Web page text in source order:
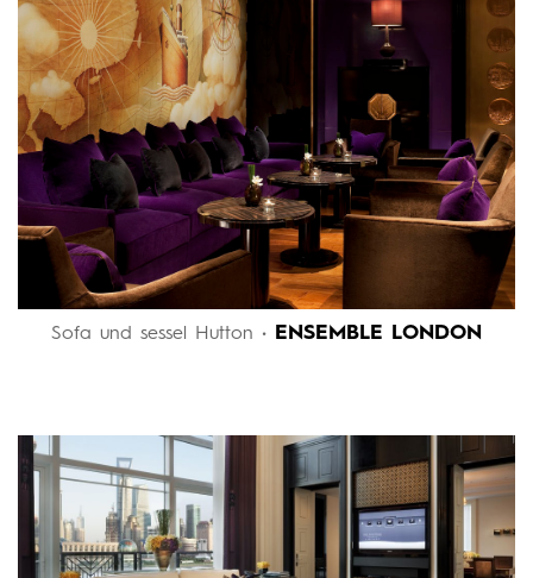
Sofa und sessel Hutton • ENSEMBLE LONDON